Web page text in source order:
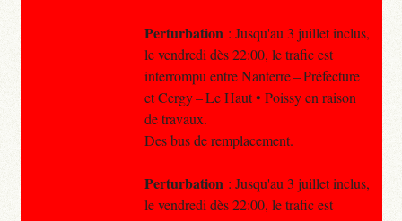
Perturbation : Jusqu'au 3 juillet inclus,
le vendredi dès 22:00, le trafic est
interrompu entre Nanterre – Préfecture
et Cergy – Le Haut • Poissy en raison
de travaux.
Des bus de remplacement.
Perturbation : Jusqu'au 3 juillet inclus,
le vendredi dès 22:00, le trafic est